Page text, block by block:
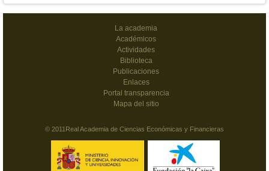
La academia
Académicos
Actividades
Biblioteca
Publicaciones
Enlaces
Portal transparencia
Mapa del sitio
© 2011Real Academia de Ciencias Económicas y Financieras